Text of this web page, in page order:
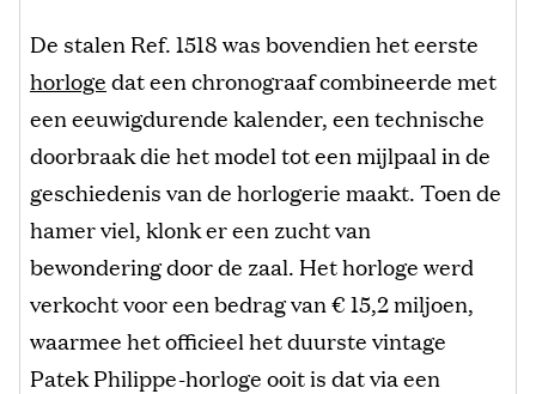
De stalen Ref. 1518 was bovendien het eerste
horlogedat een chronograaf combineerde met
een eeuwigdurende kalender, een technische
doorbraak die het model tot een mijlpaal in de
geschiedenis van de horlogerie maakt. Toen de
hamer viel, klonk er een zucht van
bewondering door de zaal. Het horloge werd
verkocht voor een bedrag van € 15,2 miljoen,
waarmee het officieel het duurste vintage
Patek Philippe-horloge ooit is dat via een